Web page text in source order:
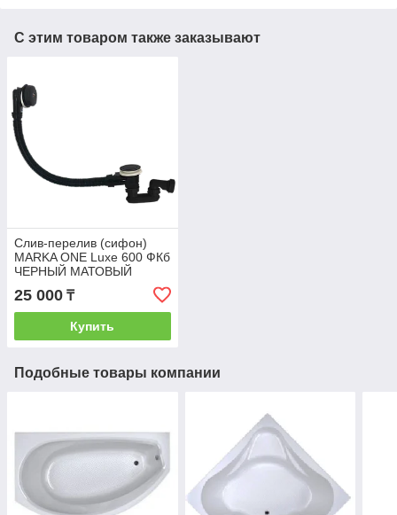
С этим товаром также заказывают
Слив-перелив (сифон)
MARKA ONE Luxe 600 ФКб
ЧЕРНЫЙ МАТОВЫЙ
25 000 ₸
Купить
Подобные товары компании